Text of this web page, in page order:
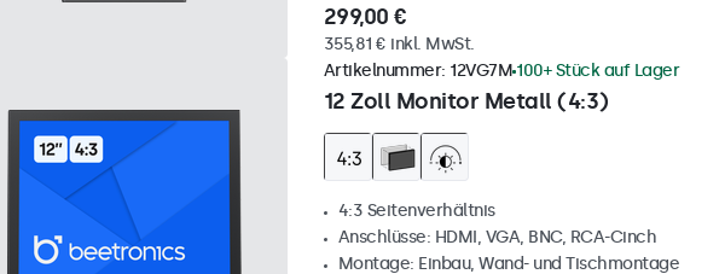
299,00 €
355,81 € inkl. MwSt.
12 Zoll Monitor Metall (4:3)
Artikelnummer: 12VG7M 100+ Stück auf Lager
4:3 Seitenverhältnis
Anschlüsse: HDMI, VGA, BNC, RCA-Cinch
Montage: Einbau, Wand- und Tischmontage